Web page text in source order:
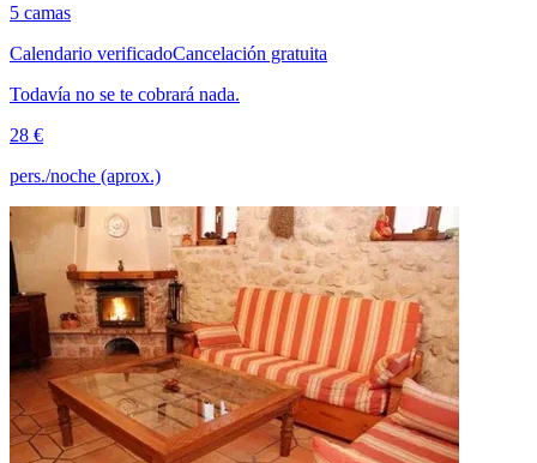
5 camas
Calendario verificadoCancelación gratuita
Todavía no se te cobrará nada.
28 €
pers./noche (aprox.)